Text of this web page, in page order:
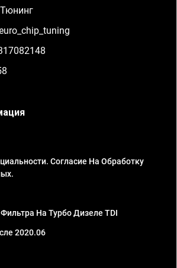
Согласие На Обработку
На Турбо Дизеле TDI
2020.06